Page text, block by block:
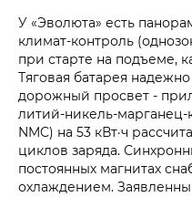
У «Эволюта» есть
климат-контроль
при старте на подъеме,
Тяговая батарея
дорожный просвет -
литий-никель-марганец-
NMC) на 53 кВт·ч
циклов заряда.
постоянных магнитах
охлаждением.